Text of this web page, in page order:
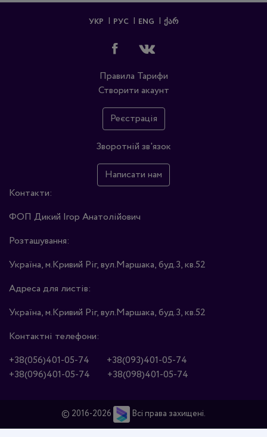
УКР РУС ENG ᲥᲐᲠ
Правила Тарифи
Створити акаунт
Реєстрація
Зворотній зв'язок
Написати нам
Контакти:
ФОП Дикий Ігор Анатолійович
Розташування:
Україна, м.Кривий Ріг, вул.Маршака, буд.3, кв.52
Адреса для листів:
Україна, м.Кривий Ріг, вул.Маршака, буд.3, кв.52
Контактні телефони:
+38(056)401-05-74
+38(093)401-05-74
+38(096)401-05-74
+38(098)401-05-74
© 2016-2026 Всі права захищені.